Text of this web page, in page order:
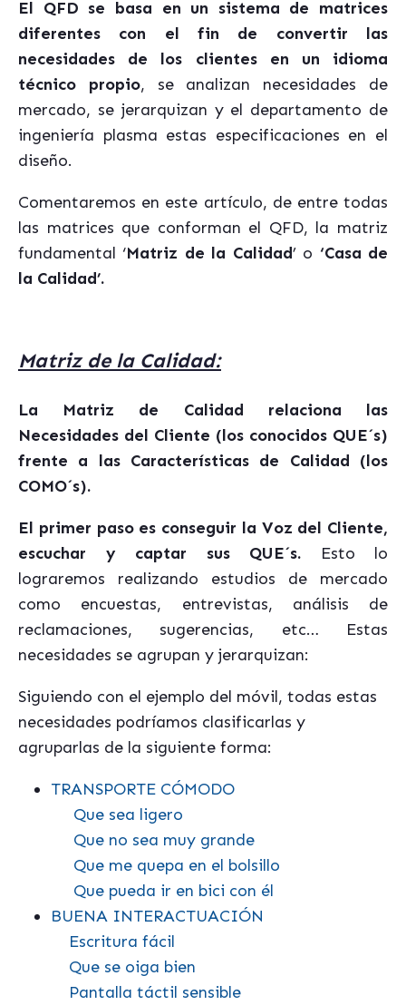
El QFD se basa en un sistema de matrices
diferentes con el fin de convertir las
necesidades de los clientes en un idioma
técnico propio, se analizan necesidades de
mercado, se jerarquizan y el departamento de
ingeniería plasma estas especificaciones en el
diseño.
Comentaremos en este artículo, de entre todas
las matrices que conforman el QFD, la matriz
fundamental ‘Matriz de la Calidad’ o ‘Casa de
la Calidad’.
Matriz de la Calidad:
La Matriz de Calidad relaciona las
Necesidades del Cliente (los conocidos QUE´s)
frente a las Características de Calidad (los
COMO´s).
El primer paso es conseguir la Voz del Cliente,
escuchar y captar sus QUE´s. Esto lo
lograremos realizando estudios de mercado
como encuestas, entrevistas, análisis de
reclamaciones, sugerencias, etc… Estas
necesidades se agrupan y jerarquizan:
Siguiendo con el ejemplo del móvil, todas estas
necesidades podríamos clasificarlas y
agruparlas de la siguiente forma:
TRANSPORTE CÓMODO
Que sea ligero
Que no sea muy grande
Que me quepa en el bolsillo
Que pueda ir en bici con él
BUENA INTERACTUACIÓN
Escritura fácil
Que se oiga bien
Pantalla táctil sensible